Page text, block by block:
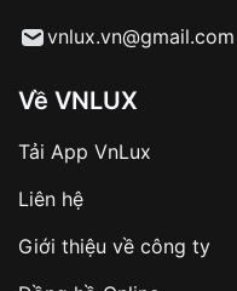
Từ khóa SEO:
sản phẩm đặc
hàng
Số tiền còn lại
vnlux.vn@gmail.com
Về VNLUX
Tải App VnLux
Liên hệ
Giới thiệu về công ty